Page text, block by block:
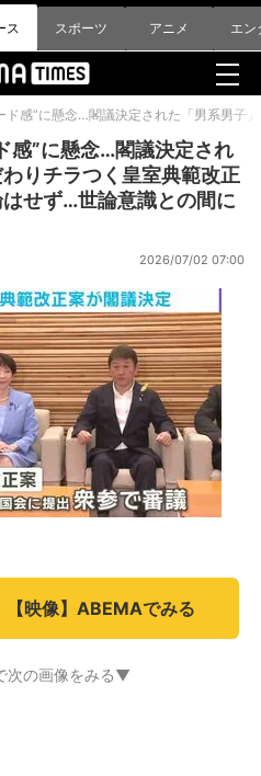
ス スポーツ アニメ エン
ド感”に懸念…閣議決定された「男系男子
感”に懸念…閣議決定され
りチラつく皇室典範改正
せず…世論意識との間に
2026/07/02 07:00
【映像】ABEMAでみる
次の画像をみる▼